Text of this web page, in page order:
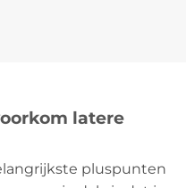
latere
pluspunten